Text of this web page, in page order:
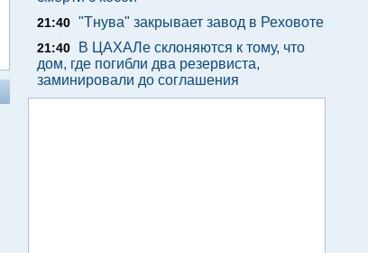
21:40 "Тнува" закрывает завод в Реховоте
21:40
В ЦАХАЛе склоняются к тому, что
дом, где погибли два резервиста,
заминировали до соглашения